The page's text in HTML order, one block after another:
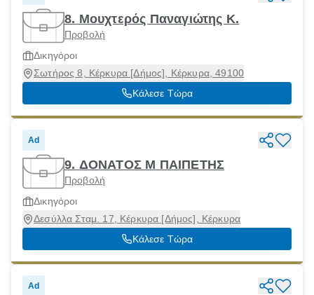
8. Μουχτερός Παναγιώτης Κ.
Προβολή
Δικηγόροι
Σωτήρος 8, Κέρκυρα [Δήμος], Κέρκυρα, 49100
Κάλεσε Τώρα
Ad
9. ΔΟΝΑΤΟΣ Μ ΠΑΙΠΕΤΗΣ
Προβολή
Δικηγόροι
Δεσύλλα Σταμ. 17, Κέρκυρα [Δήμος], Κέρκυρα
Κάλεσε Τώρα
Ad